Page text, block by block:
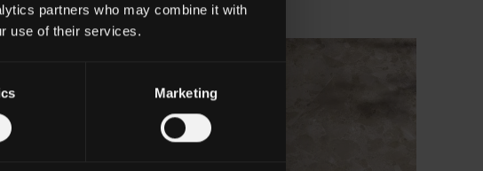
partners who may combine it with
use of their services.
Marketing